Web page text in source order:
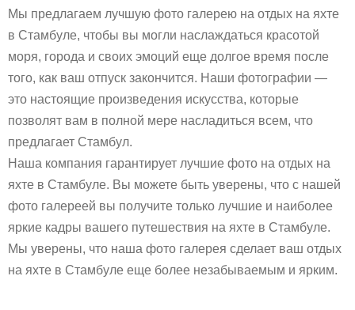
Мы предлагаем лучшую фото галерею на отдых на яхте
в Стамбуле, чтобы вы могли наслаждаться красотой
моря, города и своих эмоций еще долгое время после
того, как ваш отпуск закончится. Наши фотографии —
это настоящие произведения искусства, которые
позволят вам в полной мере насладиться всем, что
предлагает Стамбул.
Наша компания гарантирует лучшие фото на отдых на
яхте в Стамбуле. Вы можете быть уверены, что с нашей
фото галереей вы получите только лучшие и наиболее
яркие кадры вашего путешествия на яхте в Стамбуле.
Мы уверены, что наша фото галерея сделает ваш отдых
на яхте в Стамбуле еще более незабываемым и ярким.